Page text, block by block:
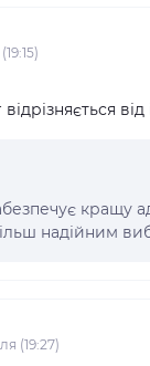
кращу
надійним
(19:27)